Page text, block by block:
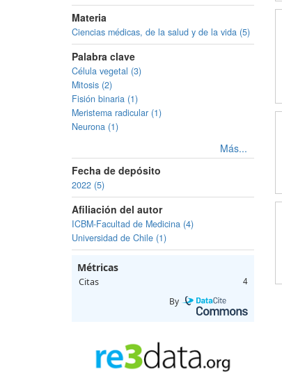
Materia
Ciencias médicas, de la salud y de la vida (5)
Palabra clave
Célula vegetal (3)
Mitosis (2)
Fisión binaria (1)
Meristema radicular (1)
Neurona (1)
Más...
Fecha de depósito
2022 (5)
Afiliación del autor
ICBM-Facultad de Medicina (4)
Universidad de Chile (1)
Métricas
Citas 4
By